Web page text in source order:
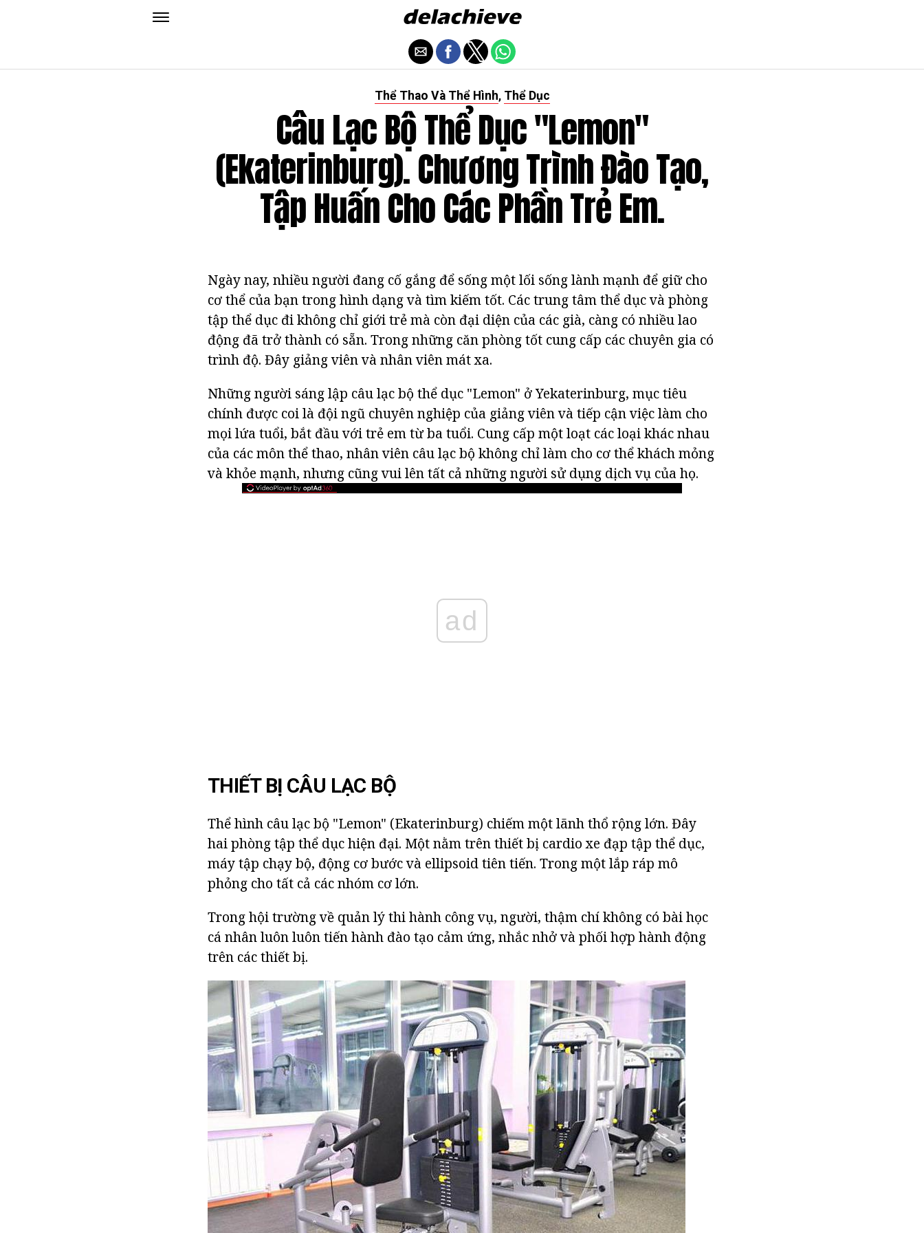
Thể Thao Và Thể Hình, Thể Dục
Câu Lạc Bộ Thể Dục "Lemon"
(Ekaterinburg). Chương Trình Đào Tạo,
Tập Huấn Cho Các Phần Trẻ Em.
Ngày nay, nhiều người đang cố gắng để sống một lối sống lành mạnh để giữ cho
cơ thể của bạn trong hình dạng và tìm kiếm tốt. Các trung tâm thể dục và phòng
tập thể dục đi không chỉ giới trẻ mà còn đại diện của các già, càng có nhiều lao
động đã trở thành có sẵn. Trong những căn phòng tốt cung cấp các chuyên gia có
trình độ. Đây giảng viên và nhân viên mát xa.
Những người sáng lập câu lạc bộ thể dục "Lemon" ở Yekaterinburg, mục tiêu
chính được coi là đội ngũ chuyên nghiệp của giảng viên và tiếp cận việc làm cho
mọi lứa tuổi, bắt đầu với trẻ em từ ba tuổi. Cung cấp một loạt các loại khác nhau
của các môn thể thao, nhân viên câu lạc bộ không chỉ làm cho cơ thể khách mỏng
và khỏe mạnh, nhưng cũng vui lên tất cả những người sử dụng dịch vụ của họ.
ad
THIẾT BỊ CÂU LẠC BỘ
Thể hình câu lạc bộ "Lemon" (Ekaterinburg) chiếm một lãnh thổ rộng lớn. Đây
hai phòng tập thể dục hiện đại. Một nằm trên thiết bị cardio xe đạp tập thể dục,
máy tập chạy bộ, động cơ bước và ellipsoid tiên tiến. Trong một lắp ráp mô
phỏng cho tất cả các nhóm cơ lớn.
Trong hội trường về quản lý thi hành công vụ, người, thậm chí không có bài học
cá nhân luôn luôn tiến hành đào tạo cảm ứng, nhắc nhở và phối hợp hành động
trên các thiết bị.